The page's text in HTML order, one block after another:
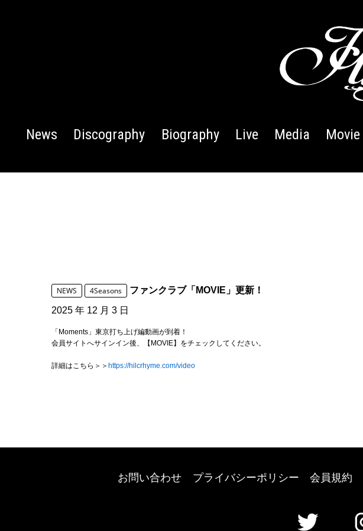
News Discography Biography Live Media Movie
NEWS 4Seasons ファンクラブ「MOVIE」更新！
2025 年 12 月 3 日
「Moments」東京打ち上げ編動画が到着！
会員サイトへサインイン後、【MOVIE】をチェックしてください。
詳細はこちら＞＞ https://hilcrhyme.com/video
お問い合わせ プライバシーポリシー 会員規約